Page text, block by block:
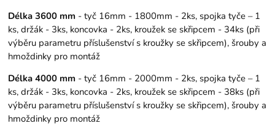
Délka 3600 mm - tyč 16mm - 1800mm - 2ks, spojka tyče – 1
ks, držák - 3ks, koncovka - 2ks, kroužek se skřipcem - 34ks (při
výběru parametru příslušenství s kroužky se skřipcem), šrouby a
hmoždinky pro montáž
Délka 4000 mm - tyč 16mm - 2000mm - 2ks, spojka tyče – 1
ks, držák - 3ks, koncovka - 2ks, kroužek se skřipcem - 38ks (při
výběru parametru příslušenství s kroužky se skřipcem), šrouby a
hmoždinky pro montáž